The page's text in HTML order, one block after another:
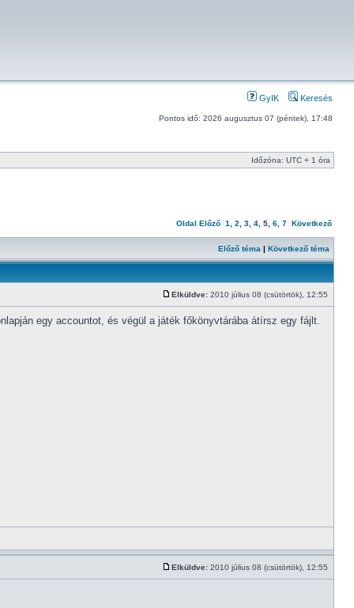
GyIK Keresés
Pontos idő: 2026 augusztus 07 (péntek), 17:48
Időzóna: UTC + 1 óra
Oldal Előző 1 2 3 4 5 6 7 Következő
Előző téma | Következő téma
Elküldve: 2010 július 08 (csütörtök), 12:55
egy accountot, és végül a játék főkönyvtárába átírsz egy fájlt.
Elküldve: 2010 július 08 (csütörtök), 12:55